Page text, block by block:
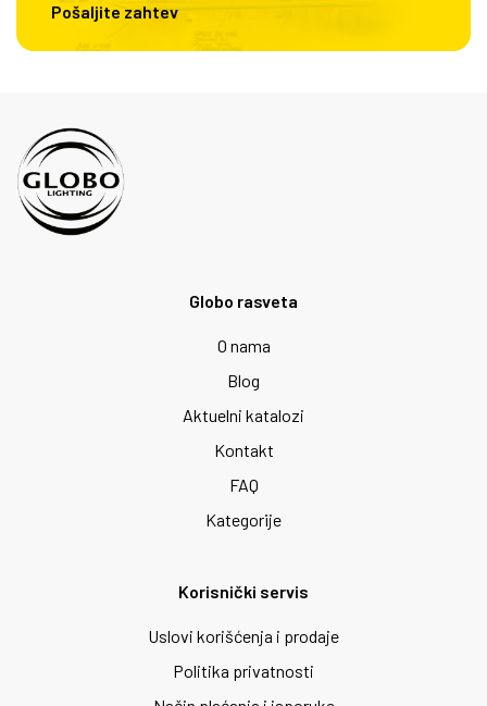
Pošaljite zahtev
Globo rasveta
O nama
Blog
Aktuelni katalozi
Kontakt
FAQ
Kategorije
Korisnički servis
Uslovi korišćenja i prodaje
Politika privatnosti